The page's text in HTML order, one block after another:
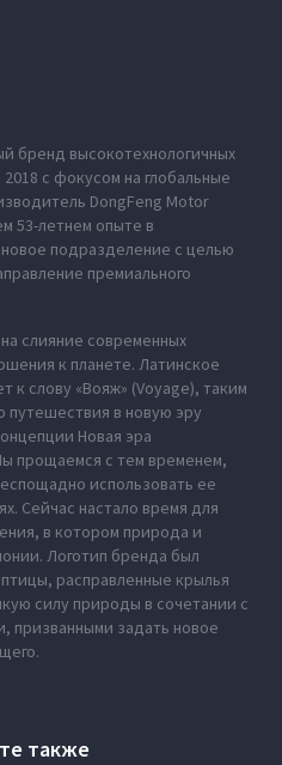
бренд высокотехнологичных
с фокусом на глобальные
DongFeng Motor
53-летнем опыте в
подразделение с целью
премиального
слияние современных
к планете. Латинское
к слову «Вояж» (Voyage), таким
путешествия в новую эру
Новая эра
прощаемся с тем временем,
использовать ее
Сейчас настало время для
в котором природа и
Логотип бренда был
расправленные крылья
силу природы в сочетании с
призванными задать новое
также